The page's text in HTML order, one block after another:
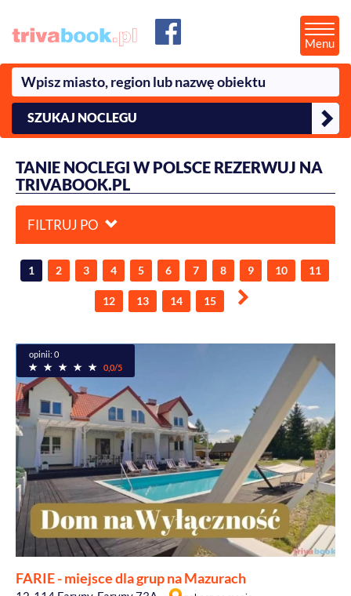
Menu
SZUKAJ NOCLEGU
TANIE NOCLEGI W POLSCE REZERWUJ NA
TRIVABOOK.PL
FILTRUJ PO
1 2 3 4 5 6 7 8 9 10 11
12 13 14 15
opinii: 0
0,0/5
FARIE - miejsce dla grup na Mazurach